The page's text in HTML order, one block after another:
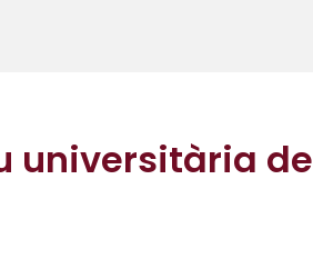
universitària de